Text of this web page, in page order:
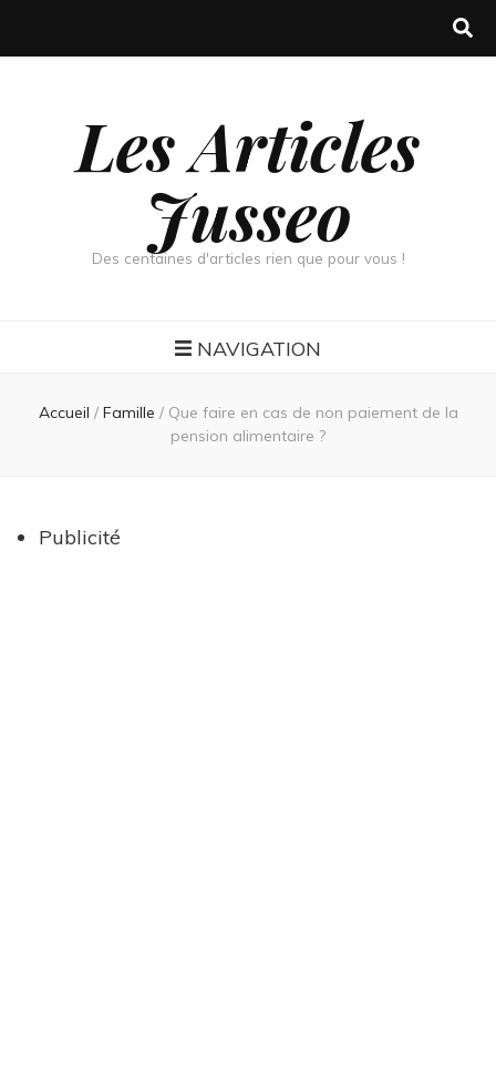
Les Articles
Jusseo
Des centaines d'articles rien que pour vous !
NAVIGATION
Accueil / Famille / Que faire en cas de non paiement de la
pension alimentaire ?
Publicité